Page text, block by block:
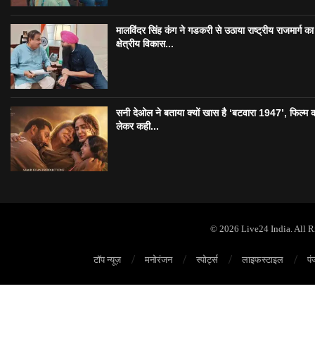
मालविंदर सिंह कंग ने गडकरी से उठाया राष्ट्रीय राजमार्ग का
क्षेत्रीय विकास...
सनी देओल ने बताया क्यों खास है ‘बटवारा 1947’, फिल्म
लेकर कही...
© 2026 Live24 India. All
टॉप न्यूज़ मनोरंजन स्पोर्ट्स लाइफस्टाइल